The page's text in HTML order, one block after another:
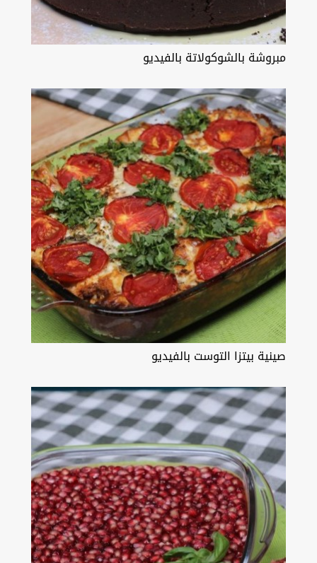
مبروشة بالشوكولاتة بالفيديو
صينية بيتزا التوست بالفيديو